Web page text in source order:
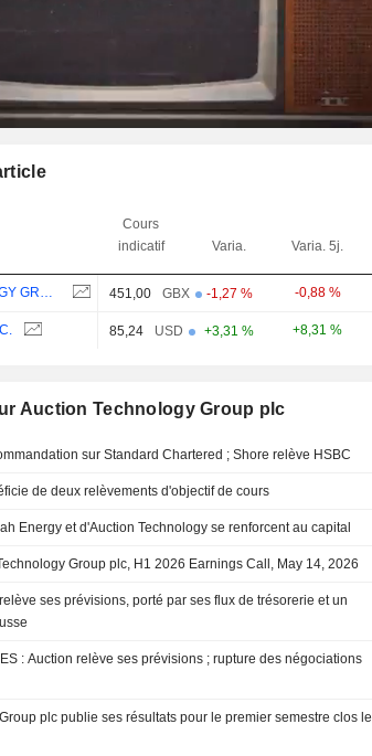
Cours
indicatif
Varia. Varia. 5j.
AUCTION TECHNOLOGY GROUP PLC 451,00 GBX -1,27 % -0,88 %
85,24 USD +3,31 % +8,31 %
Auction Technology Group plc
sur Standard Chartered ; Shore relève HSBC
de deux relèvements d'objectif de cours
Energy et d'Auction Technology se renforcent au capital
Group plc, H1 2026 Earnings Call, May 14, 2026
ses prévisions, porté par ses flux de trésorerie et un
: Auction relève ses prévisions ; rupture des négociations
plc publie ses résultats pour le premier semestre clos le